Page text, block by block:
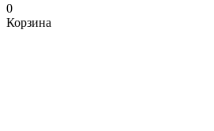
0
Корзина